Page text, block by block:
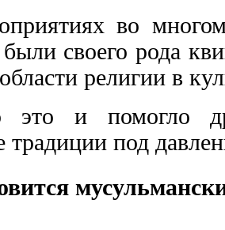
во
своего рода
религии в
и помогло
традиции под